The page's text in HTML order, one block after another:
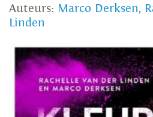
Auteurs: Marco Derksen,
Linden